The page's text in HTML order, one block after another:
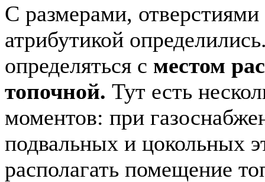
С размерами,
атрибутикой
определяться с местом
топочной. Тут есть
моментов: при
подвальных и цокольных
располагать помещение